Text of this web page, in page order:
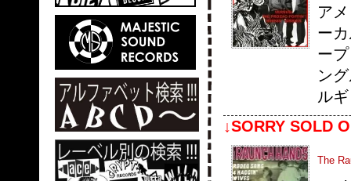
ア
ー
ー
ン
ル
↓SORRY SOLD
The